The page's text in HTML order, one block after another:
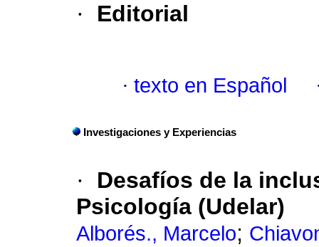
· Editorial
· texto en Español
Investigaciones y Experiencias
·
Desafíos de la
Psicología (Udelar)
Alborés., Marcelo;